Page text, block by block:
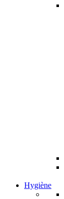
Hygiène